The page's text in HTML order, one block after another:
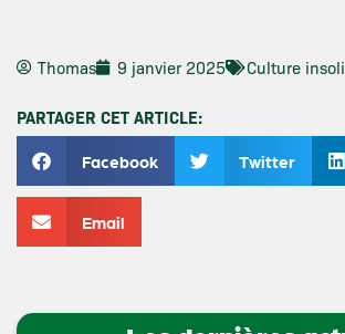
Thomas 9 janvier 2025 Culture
PARTAGER CET ARTICLE:
Facebook Twitter
Email